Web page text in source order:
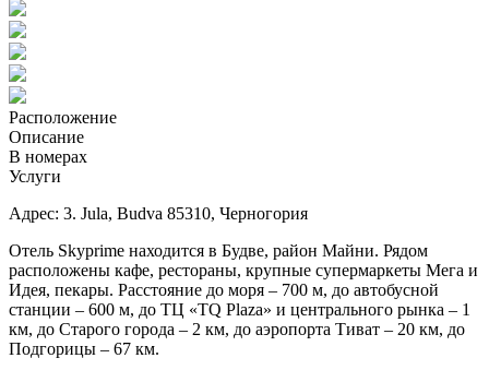
Расположение
Описание
В номерах
Услуги
Адрес: 3. Jula, Budva 85310, Черногория
Отель Skyprime находится в Будве, район Майни. Рядом
расположены кафе, рестораны, крупные супермаркеты Мега и
Идея, пекары. Расстояние до моря – 700 м, до автобусной
станции – 600 м, до ТЦ «TQ Plaza» и центрального рынка – 1
км, до Старого города – 2 км, до аэропорта Тиват – 20 км, до
Подгорицы – 67 км.